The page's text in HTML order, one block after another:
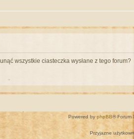
wszystkie ciasteczka wysłane z tego forum?
Powered by phpBB® Forum
Przyjazne